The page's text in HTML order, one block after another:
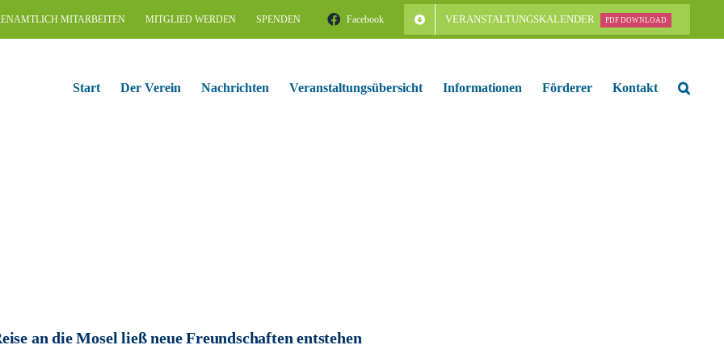
MITARBEITEN MITGLIED WERDEN SPENDEN Facebook VERANSTALTUNGSKALENDER PDF DOWNLOAD
Start Der Verein Nachrichten Veranstaltungsübersicht Informationen Förderer Kontakt
an die Mosel ließ neue Freundschaften entstehen